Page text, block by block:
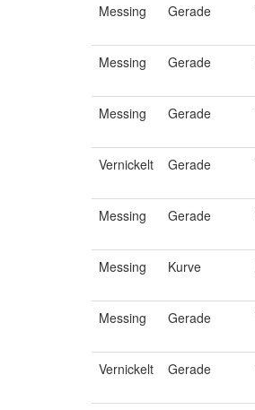
Messing Gerade
Messing Gerade
Messing
Gerade
Vernickelt Gerade
Messing Gerade
Messing Kurve
Messing Gerade
Vernickelt Gerade